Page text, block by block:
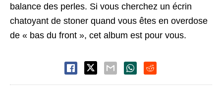
balance des perles. Si vous cherchez un écrin
chatoyant de stoner quand vous êtes en overdose
de « bas du front », cet album est pour vous.